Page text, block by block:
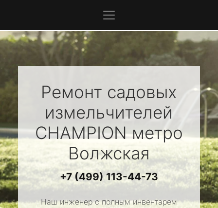
Ремонт садовых
измельчителей
CHAMPIONметро
Волжская
+7 (499) 113-44-73
Наш инженер с полным инвентарем